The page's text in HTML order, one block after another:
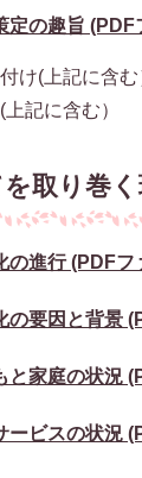
定の趣旨
け(上記に含む
記に含む）
取り巻
の進行 (PDF
の要因と背景
と家庭の状況
ービスの状況